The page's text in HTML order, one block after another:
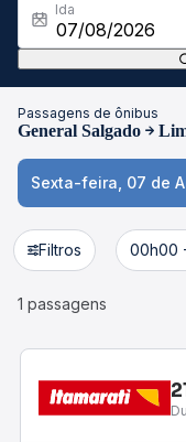
Ida
Passagens de ônibus
General Salgado
Sexta-feira, 07 de
Filtros 00h00
1 passagens